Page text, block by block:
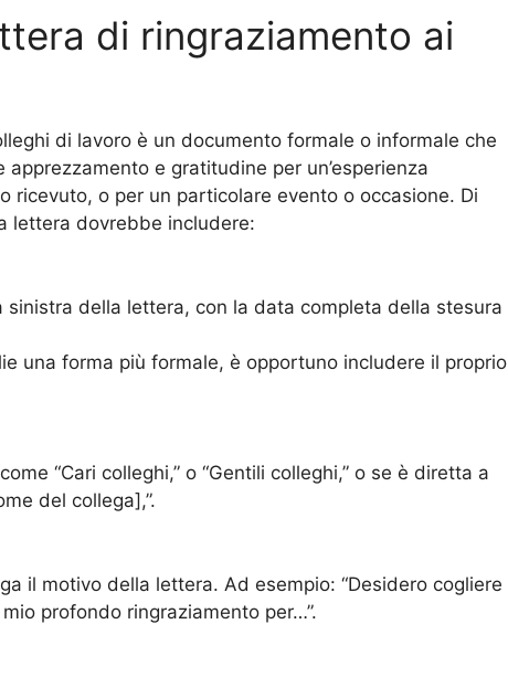
di ringraziamento ai
di lavoro è un documento formale o informale che
e gratitudine per un’esperienza
ricevuto, o per un particolare evento o occasione. Di
lettera dovrebbe includere:
sinistra della lettera, con la data completa della stesura
una forma più formale, è opportuno includere il proprio
“Cari colleghi,” o “Gentili colleghi,” o se è diretta a
del collega],”.
il motivo della lettera. Ad esempio: “Desidero cogliere
profondo ringraziamento per…”.